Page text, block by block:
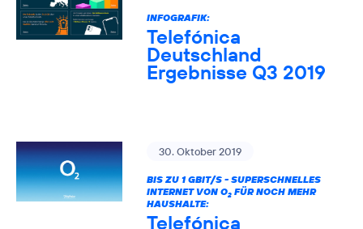
INFOGRAFIK:
Telefónica
Deutschland
Ergebnisse Q3 2019
30. Oktober 2019
BIS ZU 1 GBIT/S - SUPERSCHNELLES
INTERNET VON O2FÜR NOCH MEHR
HAUSHALTE:
Telefónica